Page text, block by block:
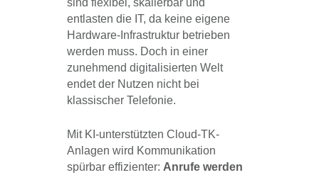
entlasten die IT, da keine eigene
Hardware-Infrastruktur betrieben
werden muss. Doch in einer
zunehmend digitalisierten Welt
endet der Nutzen nicht bei
klassischer Telefonie.
Mit KI-unterstützten Cloud-TK-
Anlagen wird Kommunikation
spürbar effizienter: Anrufe werden